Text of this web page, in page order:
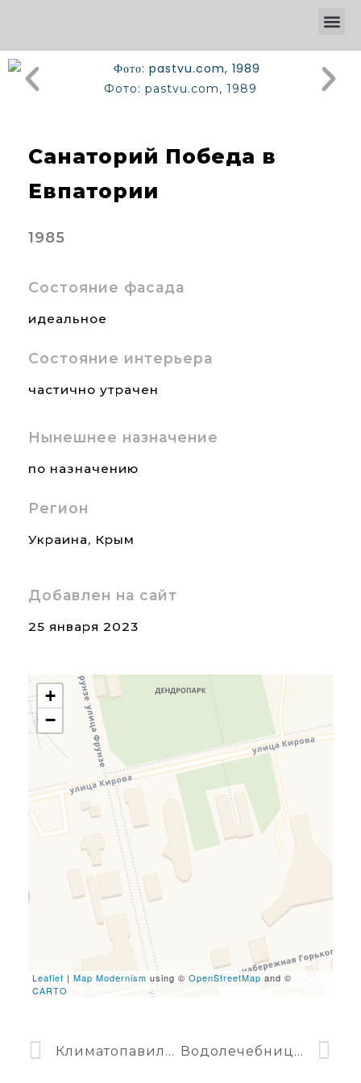
Фото: pastvu.com, 1989
Санаторий Победа в
Евпатории
1985
Состояние фасада
идеальное
Состояние интерьера
частично утрачен
Нынешнее назначение
по назначению
Регион
Украина, Крым
Добавлен на сайт
25 января 2023
Travelers' Map is loading...
If you see this after your
page is loaded completely,
leafletJS files are missing.
+
−
Leaflet | Map Modernism using © OpenStreetMap and ©
CARTO
Климатопавильоны в Евпатории Водолечебница в Евпатории